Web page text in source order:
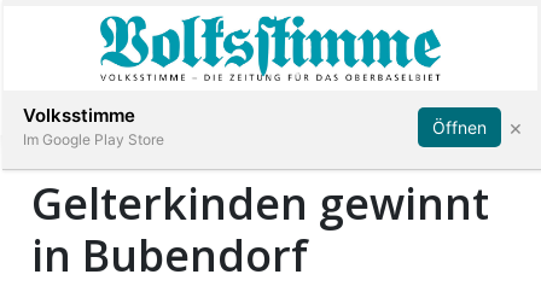
Immobilien
Abonnieren Anmelden
Gelterkinden gewinnt
in Bubendorf
Volksstimme
Im Google Play Store
Öffnen ×